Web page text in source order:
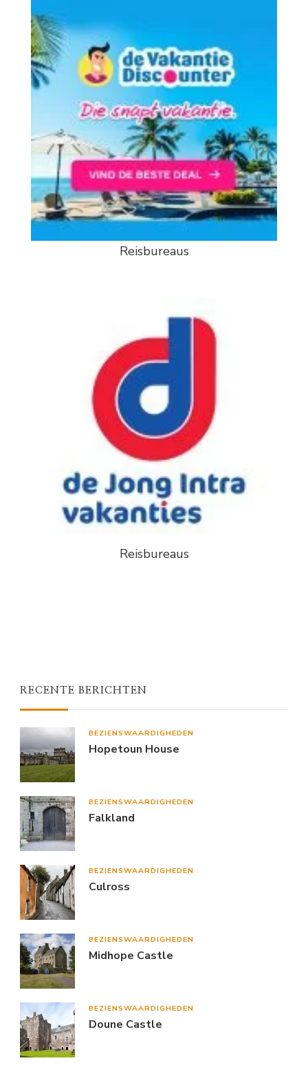
Reisbureaus
Reisbureaus
RECENTE BERICHTEN
BEZIENSWAARDIGHEDEN
Hopetoun House
BEZIENSWAARDIGHEDEN
Falkland
BEZIENSWAARDIGHEDEN
Culross
BEZIENSWAARDIGHEDEN
Midhope Castle
BEZIENSWAARDIGHEDEN
Doune Castle